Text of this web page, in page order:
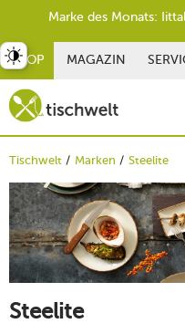
SHOP MAGAZIN
Tischwelt Marken Steelite
Steelite
umschalten
Marke des Monats: